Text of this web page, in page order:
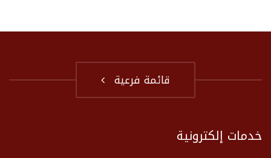
قائمة فرعية
خدمات إلكترونية